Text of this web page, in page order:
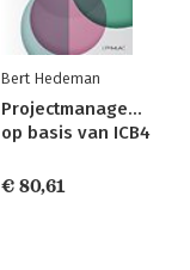
Bert Hedeman
Projectmanagement
op basis van ICB4
€ 80,61